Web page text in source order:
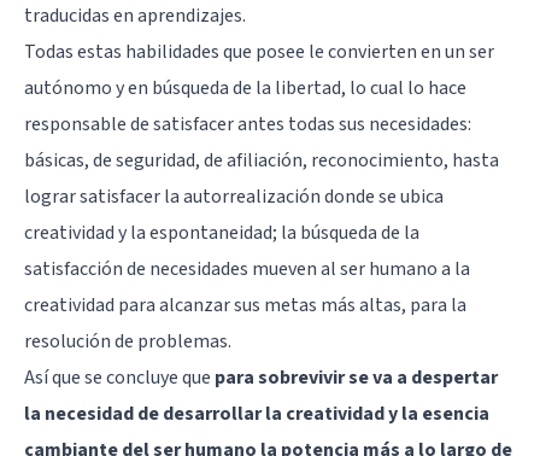
traducidas en aprendizajes.
Todas estas habilidades que posee le convierten en un ser
autónomo y en búsqueda de la libertad, lo cual lo hace
responsable de satisfacer antes todas sus necesidades:
básicas, de seguridad, de afiliación, reconocimiento, hasta
lograr satisfacer la autorrealización donde se ubica
creatividad y la espontaneidad; la búsqueda de la
satisfacción de necesidades mueven al ser humano a la
creatividad para alcanzar sus metas más altas, para la
resolución de problemas.
Así que se concluye que para sobrevivir se va a despertar
la necesidad de desarrollar la creatividad y la esencia
cambiante del ser humano la potencia más a lo largo de